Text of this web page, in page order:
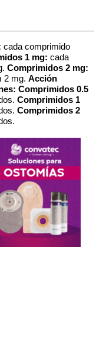
cada comprimido
1 mg: cada
Comprimidos 2 mg:
2 mg. Acción
Comprimidos 0.5
Comprimidos 1
Comprimidos 2